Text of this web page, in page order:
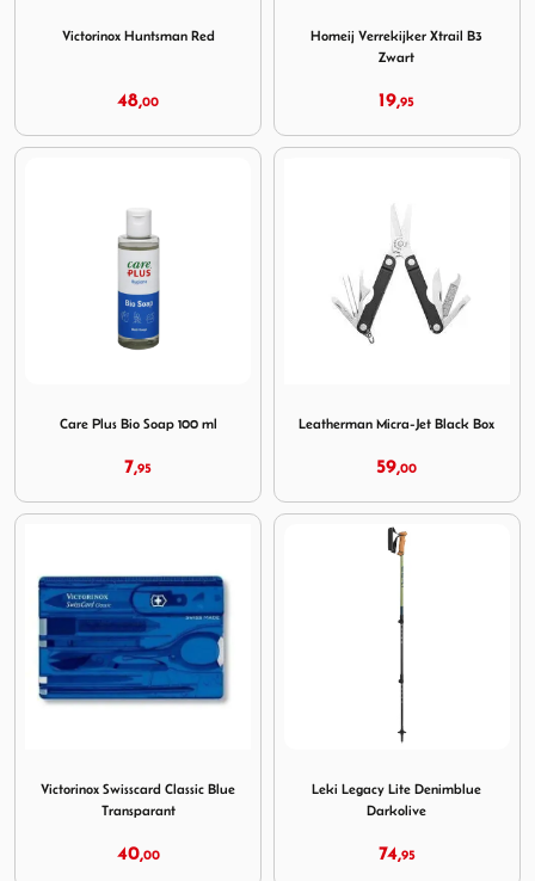
Victorinox Huntsman Red
48,00
Homeij Verrekijker Xtrail B3
Zwart
19,95
Care Plus Bio Soap 100 ml
7,95
Leatherman Micra-Jet Black Box
59,00
Victorinox Swisscard Classic Blue
Transparant
40,00
Leki Legacy Lite Denimblue
Darkolive
74,95